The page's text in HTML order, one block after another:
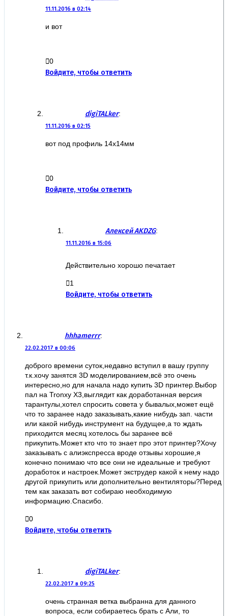
11.11.2016 в 02:14
и вот
0
Войдите, чтобы ответить
digiTALker:
11.11.2016 в 02:15
вот под профиль 14х14мм
0
Войдите, чтобы ответить
Алексей AKDZG:
11.11.2016 в 15:06
Действительно хорошо печатает
1
Войдите, чтобы ответить
hhhamerrr:
22.02.2017 в 00:06
доброго времени суток,недавно вступил в вашу группу
т.к.хочу занятся 3D моделированием,всё это очень
интересно,но для начала надо купить 3D принтер.Выбор
пал на Tronxy X3,выглядит как доработанная версия
тарантулы,хотел спросить совета у бывалых,может ещё
что то заранее надо заказывать,какие нибудь зап. части
или какой нибудь инструмент на будущее,а то ждать
приходится месяц хотелось бы заранее всё
прикупить.Может кто что то знает про этот принтер?Хочу
заказывать с алиэкспресса вроде отзывы хорошие,я
конечно понимаю что все они не идеальные и требуют
доработок и настроек.Может экструдер какой к нему надо
другой прикупить или дополнительно вентиляторы?Перед
тем как заказать вот собираю необходимую
информацию.Спасибо.
0
Войдите, чтобы ответить
digiTALker:
22.02.2017 в 09:25
очень странная ветка выбранна для данного
вопроса, если собираетесь брать с Али, то